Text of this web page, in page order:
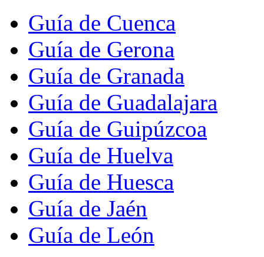
Guía de Cuenca
Guía de Gerona
Guía de Granada
Guía de Guadalajara
Guía de Guipúzcoa
Guía de Huelva
Guía de Huesca
Guía de Jaén
Guía de León